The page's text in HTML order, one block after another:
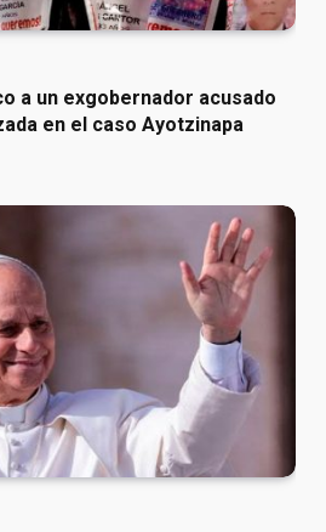
a un exgobernador acusado
en el caso Ayotzinapa